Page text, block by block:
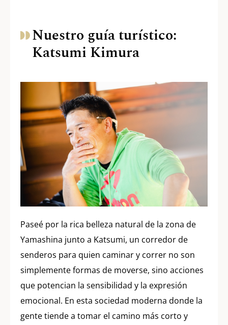
Nuestro guía turístico:
Katsumi Kimura
Paseé por la rica belleza natural de la zona de
Yamashina junto a Katsumi, un corredor de
senderos para quien caminar y correr no son
simplemente formas de moverse, sino acciones
que potencian la sensibilidad y la expresión
emocional. En esta sociedad moderna donde la
gente tiende a tomar el camino más corto y